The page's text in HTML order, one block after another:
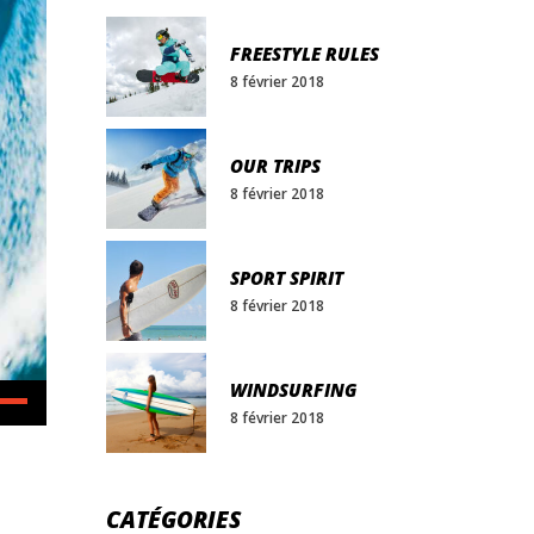
FREESTYLE RULES
8 février 2018
OUR TRIPS
8 février 2018
SPORT SPIRIT
8 février 2018
WINDSURFING
8 février 2018
CATÉGORIES